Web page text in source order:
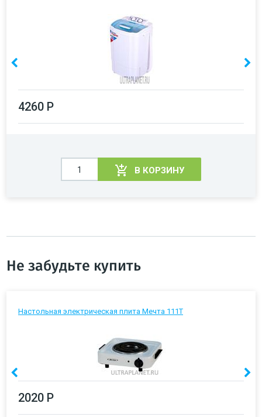
4260 Р
В КОРЗИНУ
Не забудьте купить
Настольная электрическая плита Мечта 111Т
2020 Р